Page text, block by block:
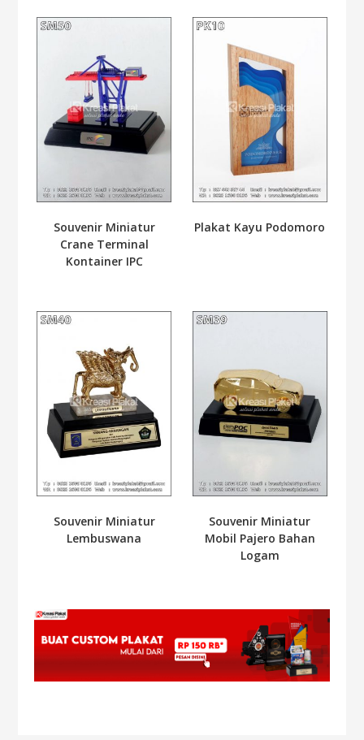
Souvenir Miniatur
Crane Terminal
Kontainer IPC
Plakat Kayu Podomoro
Souvenir Miniatur
Lembuswana
Souvenir Miniatur
Mobil Pajero Bahan
Logam